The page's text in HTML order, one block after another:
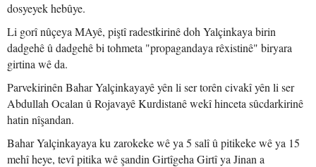
dosyeyek hebûye.
Li gorî nûçeya MAyê, piştî radestkirinê doh Yalçinkaya birin
dadgehê û dadgehê bi tohmeta "propagandaya rêxistinê" biryara
girtina wê da.
Parvekirinên Bahar Yalçinkayayê yên li ser torên civakî yên li ser
Abdullah Ocalan û Rojavayê Kurdistanê wekî hinceta sûcdarkirinê
hatin nîşandan.
Bahar Yalçinkayaya ku zarokeke wê ya 5 salî û pitikeke wê ya 15
mehî heye, tevî pitika wê şandin Girtîgeha Girtî ya Jinan a